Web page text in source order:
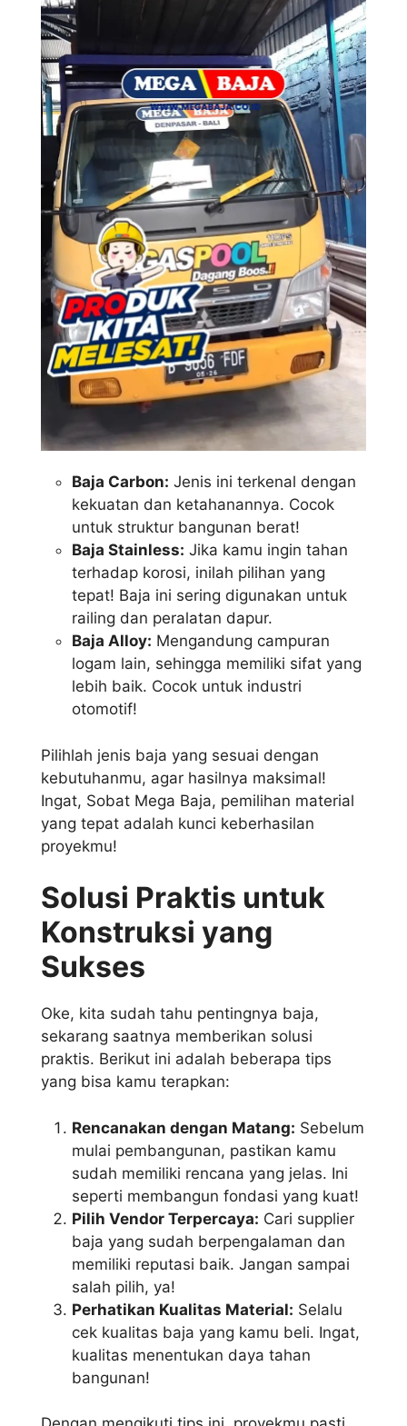
Baja Carbon: Jenis ini terkenal dengan
kekuatan dan ketahanannya. Cocok
untuk struktur bangunan berat!
Baja Stainless: Jika kamu ingin tahan
terhadap korosi, inilah pilihan yang
tepat! Baja ini sering digunakan untuk
railing dan peralatan dapur.
Baja Alloy: Mengandung campuran
logam lain, sehingga memiliki sifat yang
lebih baik. Cocok untuk industri
otomotif!
Pilihlah jenis baja yang sesuai dengan
kebutuhanmu, agar hasilnya maksimal!
Ingat, Sobat Mega Baja, pemilihan material
yang tepat adalah kunci keberhasilan
proyekmu!
Solusi Praktis untuk
Konstruksi yang
Sukses
Oke, kita sudah tahu pentingnya baja,
sekarang saatnya memberikan solusi
praktis. Berikut ini adalah beberapa tips
yang bisa kamu terapkan:
Rencanakan dengan Matang: Sebelum
mulai pembangunan, pastikan kamu
sudah memiliki rencana yang jelas. Ini
seperti membangun fondasi yang kuat!
Pilih Vendor Terpercaya: Cari supplier
baja yang sudah berpengalaman dan
memiliki reputasi baik. Jangan sampai
salah pilih, ya!
Perhatikan Kualitas Material: Selalu
cek kualitas baja yang kamu beli. Ingat,
kualitas menentukan daya tahan
bangunan!